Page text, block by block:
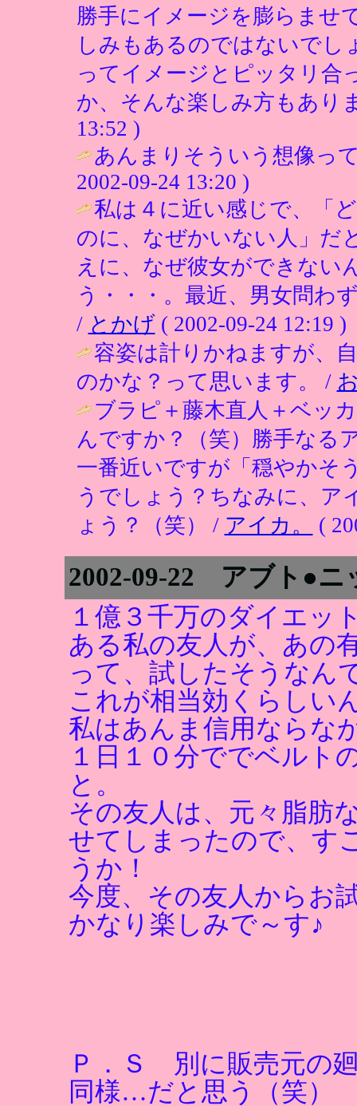
勝手にイメージを膨らませ
しみもあるのではないでし
ってイメージとピッタリ合
か、そんな楽しみ方もあり
13:52 )
あんまりそういう想像っ
2002-09-24 13:20 )
私は４に近い感じで、「
のに、なぜかいない人」だ
えに、なぜ彼女ができない
う・・・。最近、男女問わ
/ とかげ( 2002-09-24 12:19 )
容姿は計りかねますが、
のかな？って思います。 /
ブラピ＋藤木直人＋ベッ
んですか？（笑）勝手なる
一番近いですが「穏やかそ
うでしょう？ちなみに、ア
ょう？（笑） / アイカ。 (
2002-09-22 アブト●ニ
１億３千万のダイエッ
ある私の友人が、あの
って、試したそうなん
これが相当効くらしい
私はあんま信用ならな
１日１０分ででベルト
と。
その友人は、元々脂肪
せてしまったので、す
うか！
今度、その友人からお
かなり楽しみで～す♪
Ｐ．Ｓ 別に販売元の
同様…だと思う（笑）